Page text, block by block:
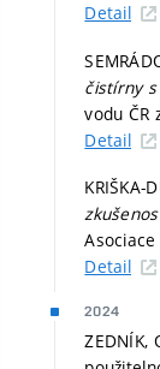
Detail
čistírny
vodu ČR
Detail
KRIŠKA-
Detail
2024
ZEDNÍK,